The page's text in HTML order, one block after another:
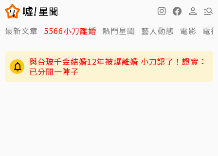
最新文章 5566小刀離婚 熱門星聞 藝人動態 電影 電
與台玻千金結婚12年被爆離婚 小刀認了！證實：
已分開一陣子